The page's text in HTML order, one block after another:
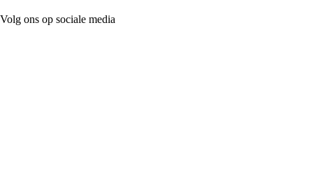
Volg ons op sociale media